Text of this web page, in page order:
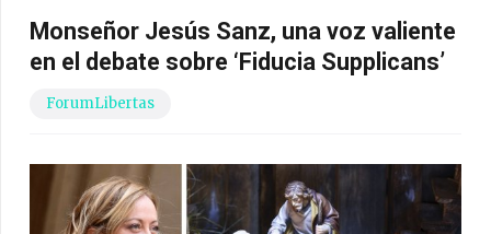
Monseñor Jesús Sanz, una voz valiente
en el debate sobre ‘Fiducia Supplicans’
ForumLibertas